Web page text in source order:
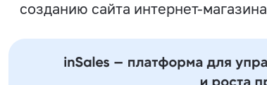
созданию сайта интернет-магазина